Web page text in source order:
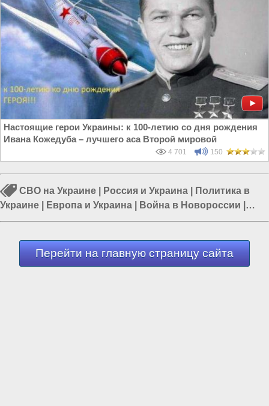
Настоящие герои Украины: к 100-летию со дня рождения
Ивана Кожедуба – лучшего аса Второй мировой
4 701 150
СВО на Украине Россия и Украина
Политика в
Украине
Европа и Украина Война в Новороссии
Гражданская война на Украине|Война Запада против
Перейти на главную страницу сайта